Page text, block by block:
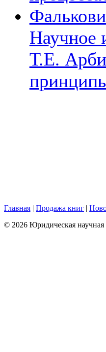
Научное
Т.Е.
Главная | Продажа книг |
© 2026 Юридическая научная